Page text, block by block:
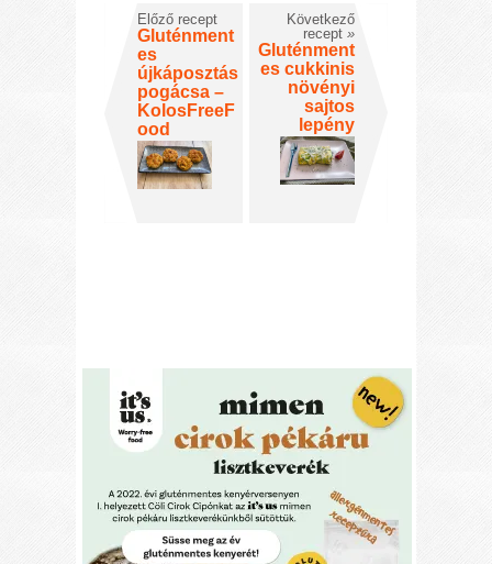
Előző recept
Gluténment
es
újkáposztás
pogácsa –
KolosFreeF
ood
Következő
recept »
Gluténment
es cukkinis
növényi
sajtos
lepény